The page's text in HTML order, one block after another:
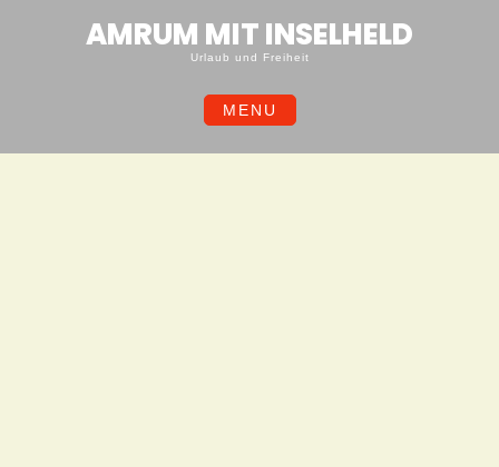
AMRUM MIT INSELHELD
Urlaub und Freiheit
MENU